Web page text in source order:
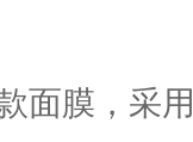
面膜，采